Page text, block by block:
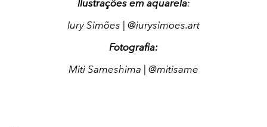
Ilustrações em aquarela:
Iury Simões | @iurysimoes.art
Fotografia:
Miti Sameshima | @mitisame